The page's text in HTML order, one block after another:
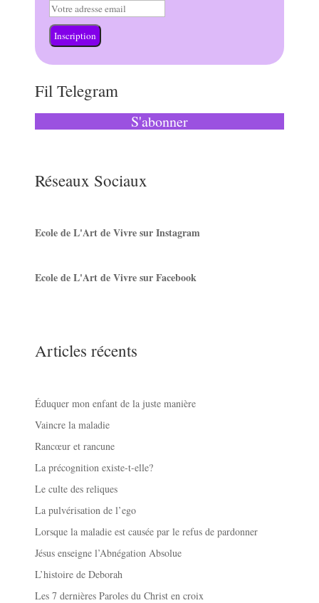
Inscription
Fil Telegram
S'abonner
Réseaux Sociaux
Ecole de L'Art de Vivre sur Instagram
Ecole de L'Art de Vivre sur Facebook
Articles récents
Éduquer mon enfant de la juste manière
Vaincre la maladie
Rancœur et rancune
La précognition existe-t-elle?
Le culte des reliques
La pulvérisation de l’ego
Lorsque la maladie est causée par le refus de pardonner
Jésus enseigne l’Abnégation Absolue
L’histoire de Deborah
Les 7 dernières Paroles du Christ en croix